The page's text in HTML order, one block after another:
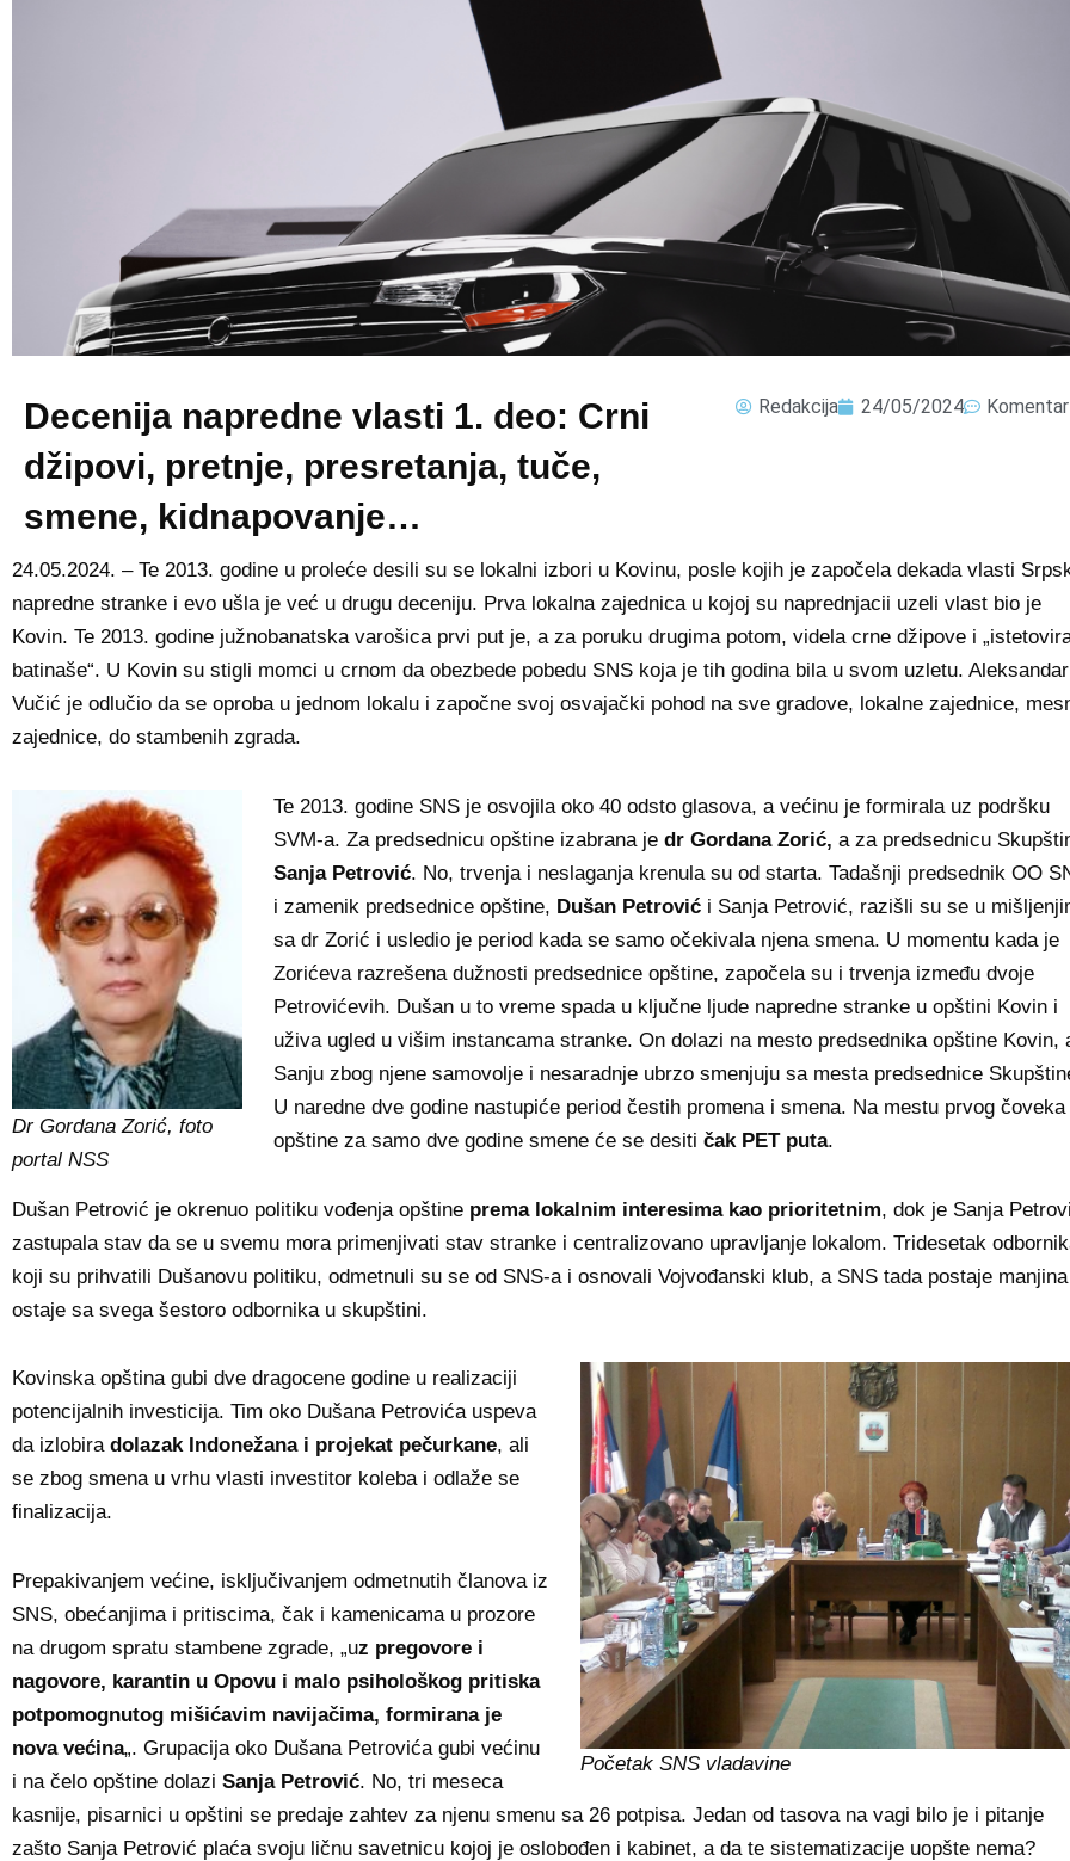
Decenija napredne vlasti 1. deo: Crni
džipovi, pretnje, presretanja, tuče,
smene, kidnapovanje…
Redakcija 24/05/2024 Komentar
24.05.2024. – Te 2013. godine u proleće desili su se lokalni izbori u Kovinu, posle kojih je započela dekada vlasti
napredne stranke i evo ušla je već u drugu deceniju. Prva lokalna zajednica u kojoj su naprednjacii uzeli vlast bio je
Kovin. Te 2013. godine južnobanatska varošica prvi put je, a za poruku drugima potom, videla crne džipove i
batinaše“. U Kovin su stigli momci u crnom da obezbede pobedu SNS koja je tih godina bila u svom uzletu. Aleksandar
Vučić je odlučio da se oproba u jednom lokalu i započne svoj osvajački pohod na sve gradove, lokalne zajednice,
zajednice, do stambenih zgrada.
Dr Gordana Zorić, foto
portal NSS
Te 2013. godine SNS je osvojila oko 40 odsto glasova, a većinu je formirala uz podršku
SVM-a. Za predsednicu opštine izabrana je dr Gordana Zorić, a za predsednicu
Sanja Petrović. No, trvenja i neslaganja krenula su od starta. Tadašnji predsednik OO
i zamenik predsednice opštine, Dušan Petrović i Sanja Petrović, razišli su se u
sa dr Zorić i usledio je period kada se samo očekivala njena smena. U momentu kada je
Zorićeva razrešena dužnosti predsednice opštine, započela su i trvenja između dvoje
Petrovićevih. Dušan u to vreme spada u ključne ljude napredne stranke u opštini Kovin i
uživa ugled u višim instancama stranke. On dolazi na mesto predsednika opštine Kovin,
Sanju zbog njene samovolje i nesaradnje ubrzo smenjuju sa mesta predsednice
U naredne dve godine nastupiće period čestih promena i smena. Na mestu prvog čoveka
opštine za samo dve godine smene će se desiti čak PET puta.
Dušan Petrović je okrenuo politiku vođenja opštine prema lokalnim interesima kao prioritetnim, dok je Sanja
zastupala stav da se u svemu mora primenjivati stav stranke i centralizovano upravljanje lokalom. Tridesetak
koji su prihvatili Dušanovu politiku, odmetnuli su se od SNS-a i osnovali Vojvođanski klub, a SNS tada postaje
ostaje sa svega šestoro odbornika u skupštini.
Početak SNS vladavine
Kovinska opština gubi dve dragocene godine u realizaciji
potencijalnih investicija. Tim oko Dušana Petrovića uspeva
da izlobira dolazak Indonežana i projekat pečurkane, ali
se zbog smena u vrhu vlasti investitor koleba i odlaže se
finalizacija.
Prepakivanjem većine, isključivanjem odmetnutih članova iz
SNS, obećanjima i pritiscima, čak i kamenicama u prozore
na drugom spratu stambene zgrade, „uz pregovore i
nagovore, karantin u Opovu i malo psihološkog pritiska
potpomognutog mišićavim navijačima, formirana je
nova većina„. Grupacija oko Dušana Petrovića gubi većinu
i na čelo opštine dolazi Sanja Petrović. No, tri meseca
kasnije, pisarnici u opštini se predaje zahtev za njenu smenu sa 26 potpisa. Jedan od tasova na vagi bilo je i pitanje
zašto Sanja Petrović plaća svoju ličnu savetnicu kojoj je oslobođen i kabinet, a da te sistematizacije uopšte nema?